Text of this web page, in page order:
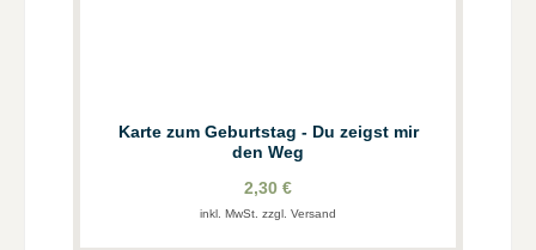
Karte zum Geburtstag - Du zeigst mir
den Weg
2,30 €
inkl. MwSt. zzgl. Versand